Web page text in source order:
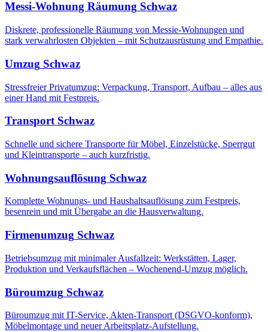
Messi-Wohnung Räumung Schwaz
Diskrete, professionelle Räumung von Messie-Wohnungen und
stark verwahrlosten Objekten – mit Schutzausrüstung und Empathie.
Umzug Schwaz
Stressfreier Privatumzug: Verpackung, Transport, Aufbau – alles aus
einer Hand mit Festpreis.
Transport Schwaz
Schnelle und sichere Transporte für Möbel, Einzelstücke, Sperrgut
und Kleintransporte – auch kurzfristig.
Wohnungsauflösung Schwaz
Komplette Wohnungs- und Haushaltsauflösung zum Festpreis,
besenrein und mit Übergabe an die Hausverwaltung.
Firmenumzug Schwaz
Betriebsumzug mit minimaler Ausfallzeit: Werkstätten, Lager,
Produktion und Verkaufsflächen – Wochenend-Umzug möglich.
Büroumzug Schwaz
Büroumzug mit IT-Service, Akten-Transport (DSGVO-konform),
Möbelmontage und neuer Arbeitsplatz-Aufstellung.